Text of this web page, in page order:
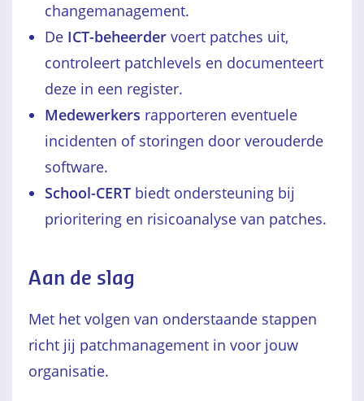
changemanagement.
De ICT-beheerder voert patches uit,
controleert patchlevels en documenteert
deze in een register.
Medewerkers rapporteren eventuele
incidenten of storingen door verouderde
software.
School-CERT biedt ondersteuning bij
prioritering en risicoanalyse van patches.
Aan de slag
Met het volgen van onderstaande stappen
richt jij patchmanagement in voor jouw
organisatie.